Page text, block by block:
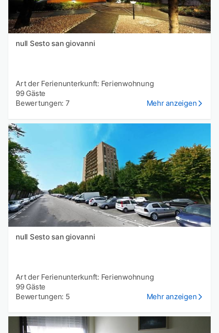
null Sesto san giovanni
Art der Ferienunterkunft: Ferienwohnung
99 Gäste
Bewertungen: 7
Mehr anzeigen
null Sesto san giovanni
Art der Ferienunterkunft: Ferienwohnung
99 Gäste
Bewertungen: 5
Mehr anzeigen